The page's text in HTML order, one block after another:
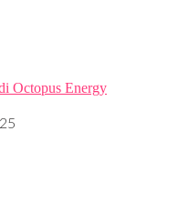
Octopus Energy